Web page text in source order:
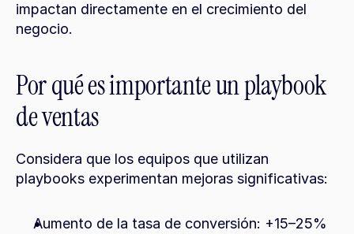
impactan directamente en el crecimiento del
negocio.
Por qué es importante un playbook
de ventas
Considera que los equipos que utilizan
playbooks experimentan mejoras significativas:
Aumento de la tasa de conversión: +15–25%